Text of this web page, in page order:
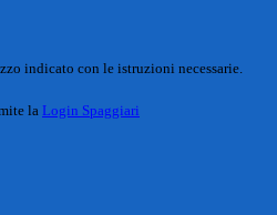
indicato con le istruzioni necessarie.
la Login Spaggiari